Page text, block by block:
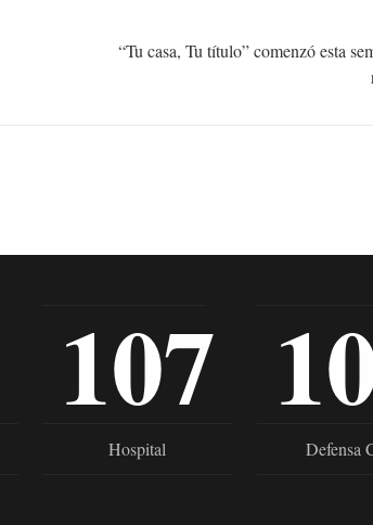
“Tu casa, Tu título” comenzó esta
107
Hospital Defensa